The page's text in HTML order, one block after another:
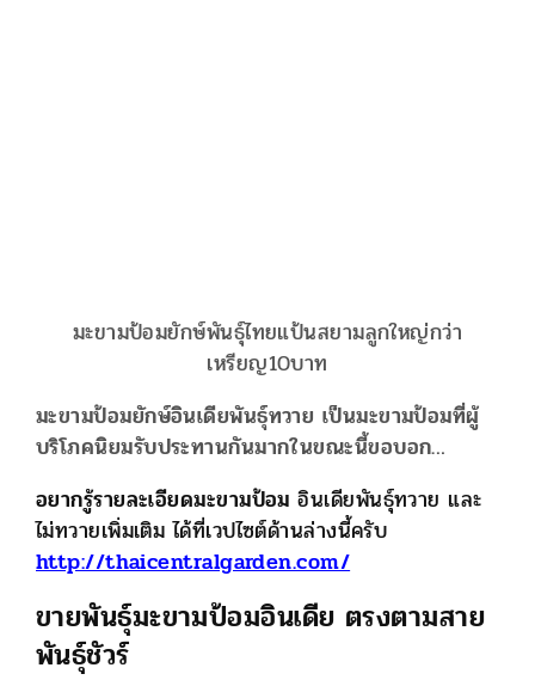
มะขามป้อมยักษ์พันธุ์ไทยแป้นสยามลูกใหญ่กว่า
เหรียญ10บาท
มะขามป้อมยักษ์อินเดียพันธุ์ทวาย เป็นมะขามป้อมที่ผู้
บริโภคนิยมรับประทานกันมากในขณะนี้ขอบอก…
อยากรู้รายละเอียดมะขามป้อม อินเดียพันธุ์ทวาย และ
ไม่ทวายเพิ่มเติม ได้ที่เวปไซต์ด้านล่างนี้ครับ
http://thaicentralgarden.com/
ขายพันธุ์มะขามป้อมอินเดีย ตรงตามสาย
พันธุ์ชัวร์